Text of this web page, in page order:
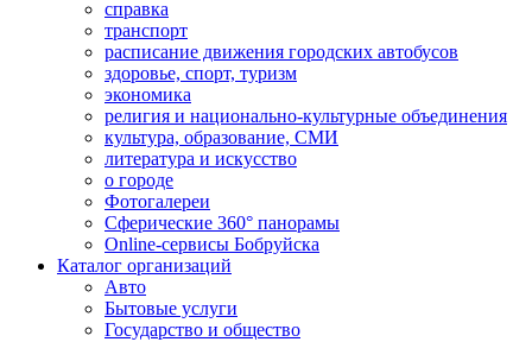
справка
транспорт
расписание движения городских автобусов
здоровье, спорт, туризм
экономика
религия и национально-культурные объединения
культура, образование, СМИ
литература и искусство
о городе
Фотогалереи
Сферические 360° панорамы
Online-сервисы Бобруйска
Каталог организаций
Авто
Бытовые услуги
Государство и общество